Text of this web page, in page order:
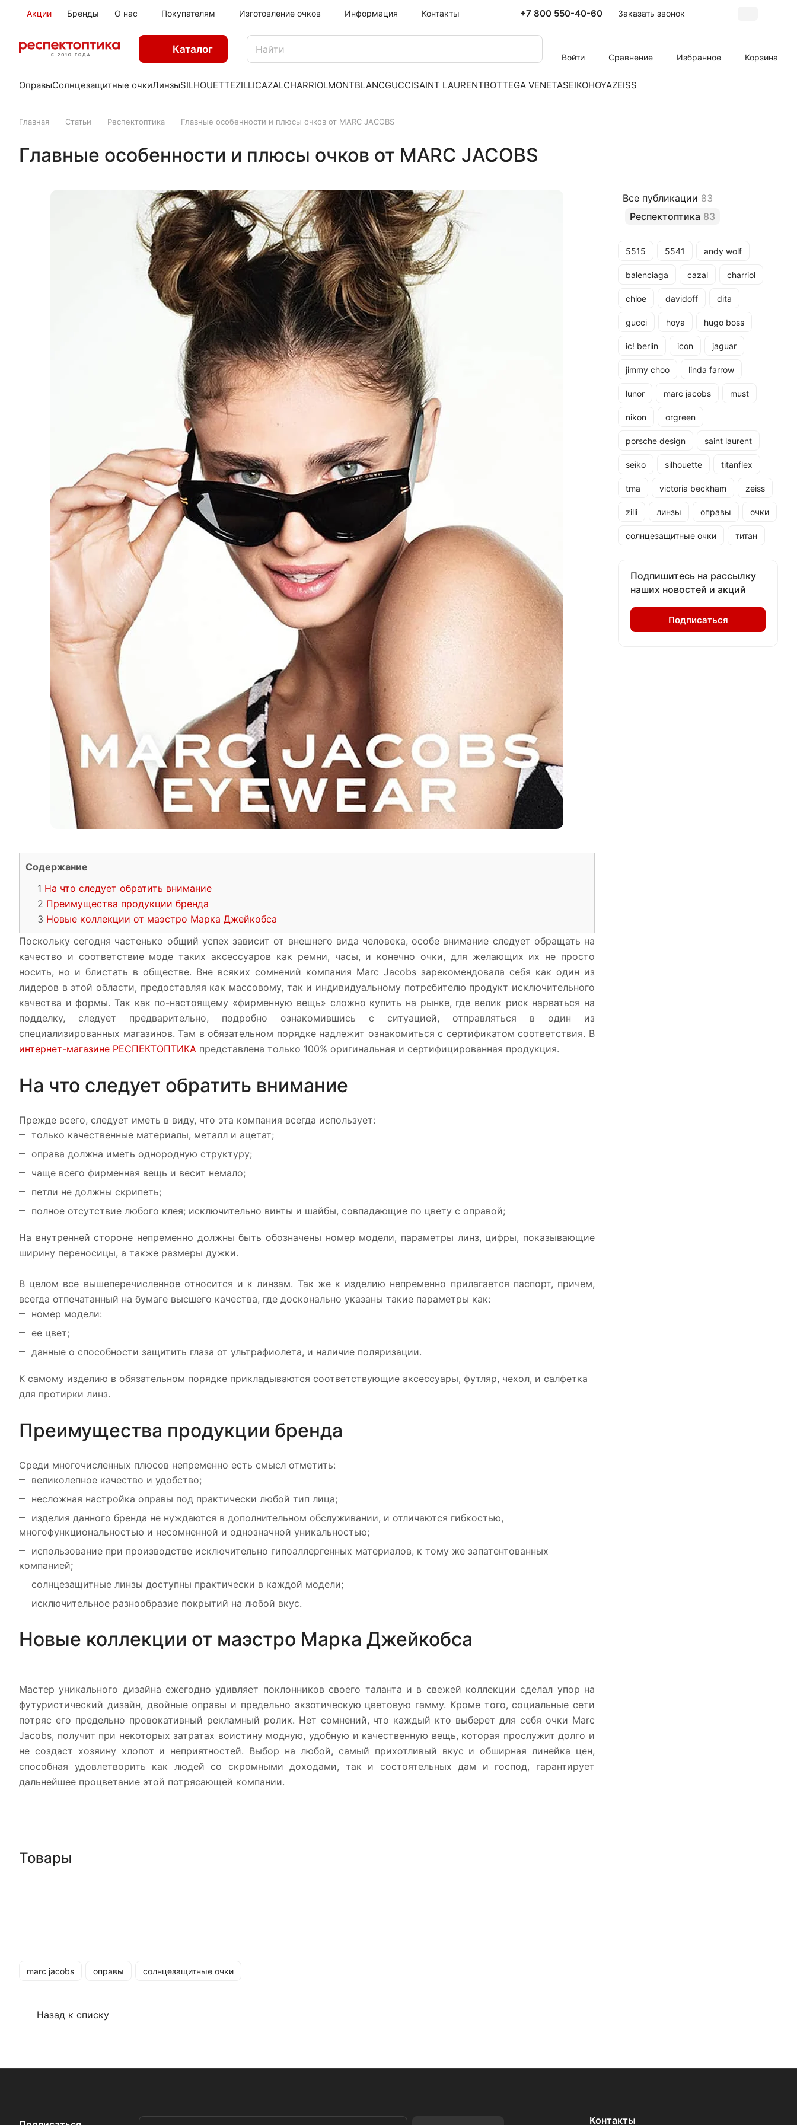
Акции Бренды О нас Покупателям Изготовление очков Информация Контакты +7 800 550-40-60 Заказать звонок
Каталог
Войти Сравнение Избранное Корзина
ОправыСолнцезащитные очкиЛинзыSILHOUETTEZILLICAZALCHARRIOLMONTBLANCGUCCISAINT LAURENTBOTTEGA VENETASEIKOHOYAZEISS
Главная Статьи Респектоптика Главные особенности и плюсы очков от MARC JACOBS
Главные особенности и плюсы очков от MARC JACOBS
Содержание
На что следует обратить внимание
Преимущества продукции бренда
Новые коллекции от маэстро Марка Джейкобса
Поскольку сегодня частенько общий успех зависит от внешнего вида человека, особе внимание следует обращать на
качество и соответствие моде таких аксессуаров как ремни, часы, и конечно очки, для желающих их не просто
носить, но и блистать в обществе. Вне всяких сомнений компания Marc Jacobs зарекомендовала себя как один из
лидеров в этой области, предоставляя как массовому, так и индивидуальному потребителю продукт исключительного
качества и формы. Так как по-настоящему «фирменную вещь» сложно купить на рынке, где велик риск нарваться на
подделку, следует предварительно, подробно ознакомившись с ситуацией, отправляться в один из
специализированных магазинов. Там в обязательном порядке надлежит ознакомиться с сертификатом соответствия. В
интернет-магазине РЕСПЕКТОПТИКА представлена только 100% оригинальная и сертифицированная продукция.
На что следует обратить внимание
Прежде всего, следует иметь в виду, что эта компания всегда использует:
только качественные материалы, металл и ацетат;
оправа должна иметь однородную структуру;
чаще всего фирменная вещь и весит немало;
петли не должны скрипеть;
полное отсутствие любого клея; исключительно винты и шайбы, совпадающие по цвету с оправой;
На внутренней стороне непременно должны быть обозначены номер модели, параметры линз, цифры, показывающие
ширину переносицы, а также размеры дужки.
В целом все вышеперечисленное относится и к линзам. Так же к изделию непременно прилагается паспорт, причем,
всегда отпечатанный на бумаге высшего качества, где досконально указаны такие параметры как:
номер модели:
ее цвет;
данные о способности защитить глаза от ультрафиолета, и наличие поляризации.
К самому изделию в обязательном порядке прикладываются соответствующие аксессуары, футляр, чехол, и салфетка
для протирки линз.
Преимущества продукции бренда
Среди многочисленных плюсов непременно есть смысл отметить:
великолепное качество и удобство;
несложная настройка оправы под практически любой тип лица;
изделия данного бренда не нуждаются в дополнительном обслуживании, и отличаются гибкостью,
многофункциональностью и несомненной и однозначной уникальностью;
использование при производстве исключительно гипоаллергенных материалов, к тому же запатентованных
компанией;
солнцезащитные линзы доступны практически в каждой модели;
исключительное разнообразие покрытий на любой вкус.
Новые коллекции от маэстро Марка Джейкобса
Мастер уникального дизайна ежегодно удивляет поклонников своего таланта и в свежей коллекции сделал упор на
футуристический дизайн, двойные оправы и предельно экзотическую цветовую гамму. Кроме того, социальные сети
потряс его предельно провокативный рекламный ролик. Нет сомнений, что каждый кто выберет для себя очки Marc
Jacobs, получит при некоторых затратах воистину модную, удобную и качественную вещь, которая прослужит долго и
не создаст хозяину хлопот и неприятностей. Выбор на любой, самый прихотливый вкус и обширная линейка цен,
способная удовлетворить как людей со скромными доходами, так и состоятельных дам и господ, гарантирует
дальнейшее процветание этой потрясающей компании.
Товары
marc jacobs оправы солнцезащитные очки
Назад к списку
Все публикации 83
Респектоптика 83
5515 5541 andy wolf
balenciaga cazal charriol
chloe davidoff dita
gucci hoya hugo boss
ic! berlin icon jaguar
jimmy choo linda farrow
lunor marc jacobs must
nikon orgreen
porsche design saint laurent
seiko silhouette titanflex
tma victoria beckham zeiss
zilli линзы оправы очки
солнцезащитные очки титан
Подпишитесь на рассылку
наших новостей и акций
Подписаться
Контакты